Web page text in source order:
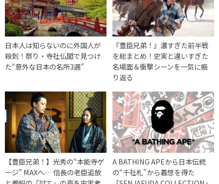
日本人は知らないのに外国人が
殺到！祭り・寺社仏閣で見つけ
た“意外な日本の名所3選”
『豊臣兄弟！』濃すぎた前半戦
を総まとめ！史実と違いすぎた
名場面＆衝撃シーンを一気に振
り返る
【豊臣兄弟！】光秀の“本能寺ゲ
ージ” MAXへ… 信長の老臣追放
A BATHING APEから日本伝統
の“千社札”から着想を得た